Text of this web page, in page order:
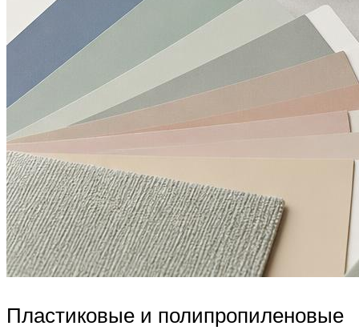
Пластиковые и полипропиленовые